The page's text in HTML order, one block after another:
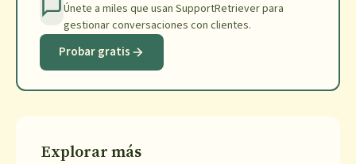
Únete a miles que usan SupportRetriever para
gestionar conversaciones con clientes.
Probar gratis
Explorar más